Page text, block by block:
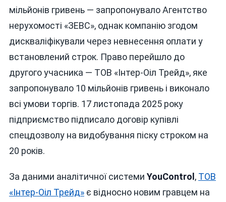
мільйонів гривень — запропонувало Агентство
нерухомості «ЗЕВС», однак компанію згодом
дискваліфікували через невнесення оплати у
встановлений строк. Право перейшло до
другого учасника — ТОВ «Інтер-Оіл Трейд», яке
запропонувало 10 мільйонів гривень і виконало
всі умови торгів. 17 листопада 2025 року
підприємство підписало договір купівлі
спецдозволу на видобування піску строком на
20 років.
За даними аналітичної системи YouControl , ТОВ
«Інтер-Оіл Трейд»є відносно новим гравцем на